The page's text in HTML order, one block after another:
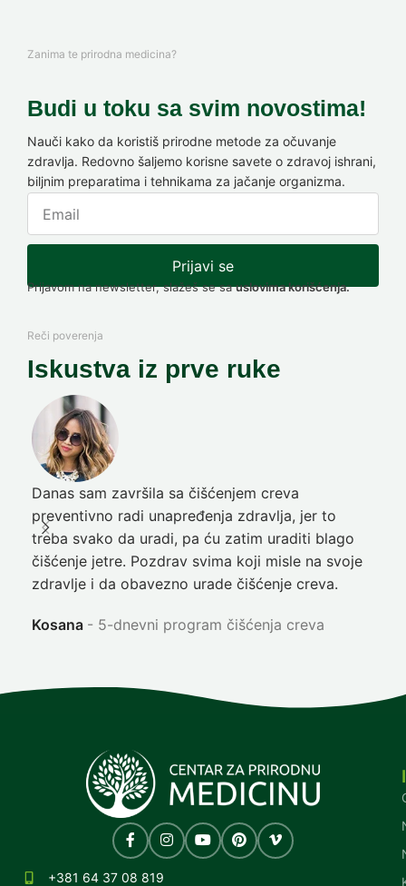
Zanima te prirodna medicina?
Budi u toku sa svim novostima!
Nauči kako da koristiš prirodne metode za očuvanje
zdravlja. Redovno šaljemo korisne savete o zdravoj ishrani,
biljnim preparatima i tehnikama za jačanje organizma.
Prijavi se
Prijavom na newsletter, slažeš se sauslovima korišćenja.
Reči poverenja
Iskustva iz prve ruke
Danas sam završila sa čišćenjem creva
preventivno radi unapređenja zdravlja, jer to
treba svako da uradi, pa ću zatim uraditi blago
čišćenje jetre. Pozdrav svima koji misle na svoje
zdravlje i da obavezno urade čišćenje creva.
Kosana 5-dnevni program čišćenja creva
+381 64 37 08 819